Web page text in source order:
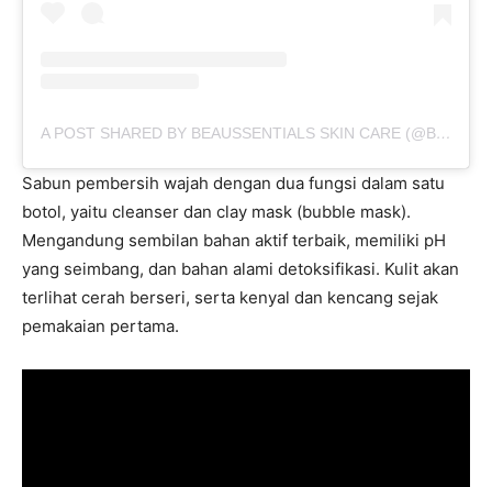
A POST SHARED BY BEAUSSENTIALS SKIN CARE (@BEAUSSENTIALS.ID)
Sabun pembersih wajah dengan dua fungsi dalam satu
botol, yaitu cleanser dan clay mask (bubble mask).
Mengandung sembilan bahan aktif terbaik, memiliki pH
yang seimbang, dan bahan alami detoksifikasi. Kulit akan
terlihat cerah berseri, serta kenyal dan kencang sejak
pemakaian pertama.